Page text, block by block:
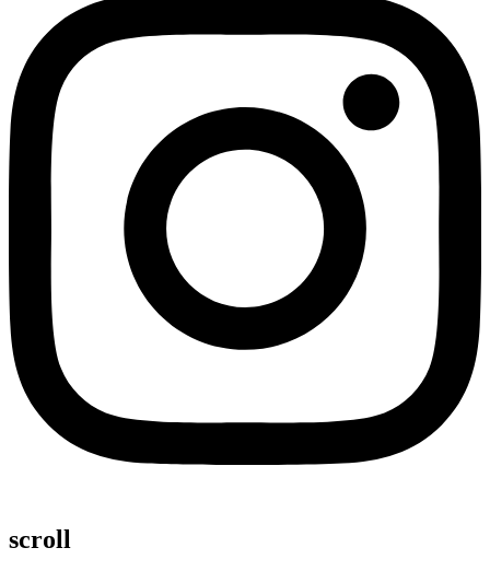
scroll